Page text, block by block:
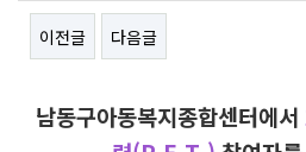
이전글 다음글
남동구아동복지종합센터에서